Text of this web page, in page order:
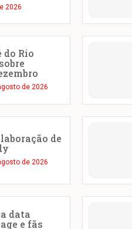
2026
do Rio
de 2026
de
de 2026
data
e fãs